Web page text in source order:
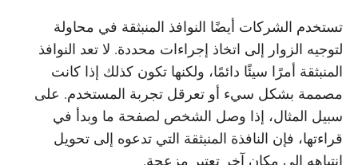
تستخدم الشركات أيضًا النوافذ المنبثقة في محاولة
لتوجيه الزوار إلى اتخاذ إجراءات محددة. لا تعد النوافذ
المنبثقة أمرًا سيئًا دائمًا، ولكنها تكون كذلك إذا كانت
مصممة بشكل سيء أو تعرقل تجربة المستخدم. على
سبيل المثال، إذا وصل الشخص لصفحة ما وبدأ في
قراءتها، فإن النافذة المنبثقة التي تدعوه إلى تحويل
انتباهه إلى مكان آخر تعتبر مزعجة.